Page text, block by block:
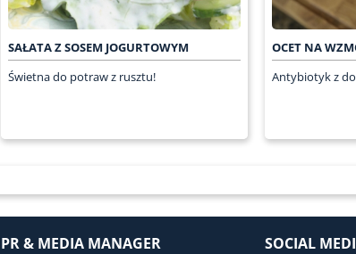
SAŁATA Z SOSEM JOGURTOWYM
Świetna do potraw z rusztu!
OCET NA
Antybiotyk z
PR & MEDIA MANAGER SOCIAL